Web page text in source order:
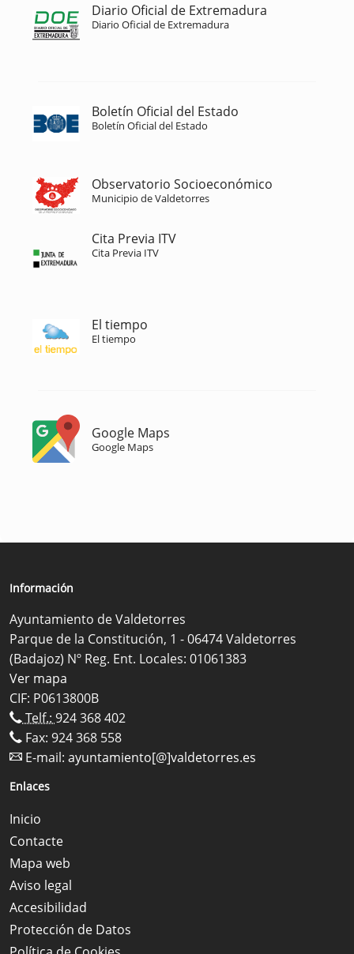
Diario Oficial de Extremadura
Diario Oficial de Extremadura
Boletín Oficial del Estado
Boletín Oficial del Estado
Observatorio Socioeconómico
Municipio de Valdetorres
Cita Previa ITV
Cita Previa ITV
El tiempo
El tiempo
Google Maps
Google Maps
Información
Ayuntamiento de Valdetorres
Parque de la Constitución, 1 - 06474 Valdetorres
(Badajoz) Nº Reg. Ent. Locales: 01061383
Ver mapa
CIF: P0613800B
Telf.: 924 368 402
Fax: 924 368 558
E-mail: ayuntamiento[@]valdetorres.es
Enlaces
Inicio
Contacte
Mapa web
Aviso legal
Accesibilidad
Protección de Datos